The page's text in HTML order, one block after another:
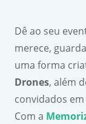
Dê ao seu
merece,
uma forma
Drones, além
convidados
Com a